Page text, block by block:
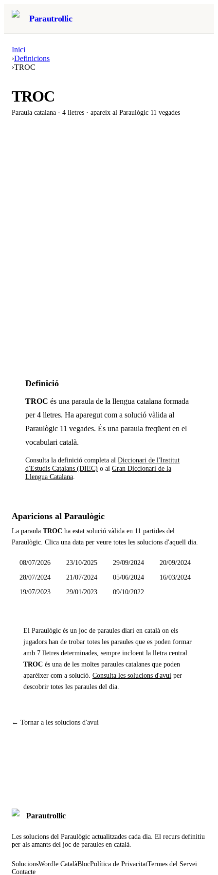
Parautrollic
Inici
›Definicions
›TROC
TROC
Paraula catalana · 4 lletres · apareix al Paraulògic 11 vegades
Definició
TROC és una paraula de la llengua catalana formada
per 4 lletres. Ha aparegut com a solució vàlida al
Paraulògic 11 vegades. És una paraula freqüent en el
vocabulari català.
Consulta la definició completa al Diccionari de l'Institut
d'Estudis Catalans (DIEC) o al Gran Diccionari de la
Llengua Catalana
Aparicions al Paraulògic
La paraula TROC ha estat solució vàlida en 11 partides del
Paraulògic. Clica una data per veure totes les solucions d'aquell dia.
08/07/2026 23/10/2025 29/09/2024
20/09/2024
28/07/2024
21/07/2024 05/06/2024
16/03/2024
19/07/2023
29/01/2023 09/10/2022
El Paraulògic és un joc de paraules diari en català on els
jugadors han de trobar totes les paraules que es poden formar
amb 7 lletres determinades, sempre incloent la lletra central.
TROC és una de les moltes paraules catalanes que poden
aparèixer com a solució. Consulta les solucions d'avui per
descobrir totes les paraules del dia.
← Tornar a les solucions d'avui
Parautrollic
Les solucions del Paraulògic actualitzades cada dia. El recurs definitiu
per als amants del joc de paraules en català.
SolucionsWordle CatalàBlocPolítica de PrivacitatTermes del Servei
Contacte